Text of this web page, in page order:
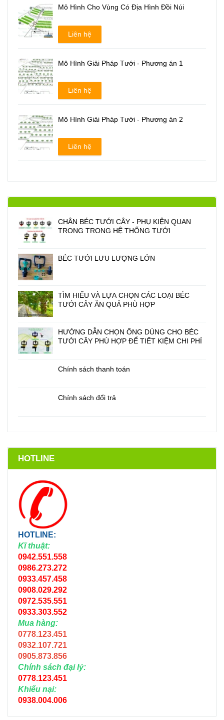
Mô Hình Cho Vùng Có Địa Hình Đồi Núi
Liên hệ
Mô Hình Giải Pháp Tưới - Phương án 1
Liên hệ
Mô Hình Giải Pháp Tưới - Phương án 2
Liên hệ
CHÂN BÉC TƯỚI CÂY - PHỤ KIỆN QUAN
TRONG TRONG HỆ THỐNG TƯỚI
BÉC TƯỚI LƯU LƯỢNG LỚN
TÌM HIỂU VÀ LỰA CHỌN CÁC LOẠI BÉC
TƯỚI CÂY ĂN QUẢ PHÙ HỢP
HƯỚNG DẪN CHỌN ỐNG DÙNG CHO BÉC
TƯỚI CÂY PHÙ HỢP ĐỂ TIẾT KIỆM CHI PHÍ
Chính sách thanh toán
Chính sách đổi trả
HOTLINE
HOTLINE:
Kĩ thuật:
0942.551.558
0986.273.272
0933.457.458
0908.029.292
0972.535.551
0933.303.552
Mua hàng:
0778.123.451
0932.107.721
0905.873.856
Chính sách đại lý:
0778.123.451
Khiếu nại:
0938.004.006